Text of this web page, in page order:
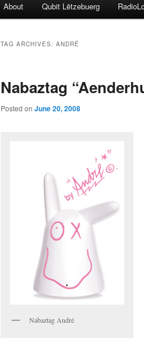
About Qubit Lëtzebuerg
TAG ARCHIVES: ANDRÉ
Nabaztag
Posted on June 20, 2008
Nabaztag André